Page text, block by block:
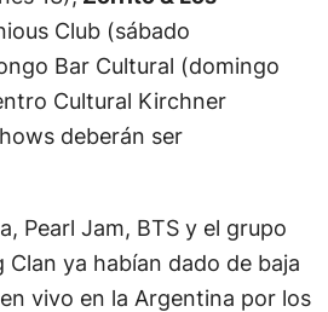
Club (sábado
Bar Cultural (domingo
Cultural Kirchner
deberán ser
Pearl Jam, BTS y el grupo
Clan ya habían dado de baja
vivo en la Argentina por los